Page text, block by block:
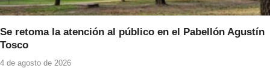
Se retoma la atención al público en el Pabellón Agustín
Tosco
4 de agosto de 2026